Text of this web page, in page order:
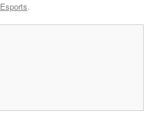
Esports.